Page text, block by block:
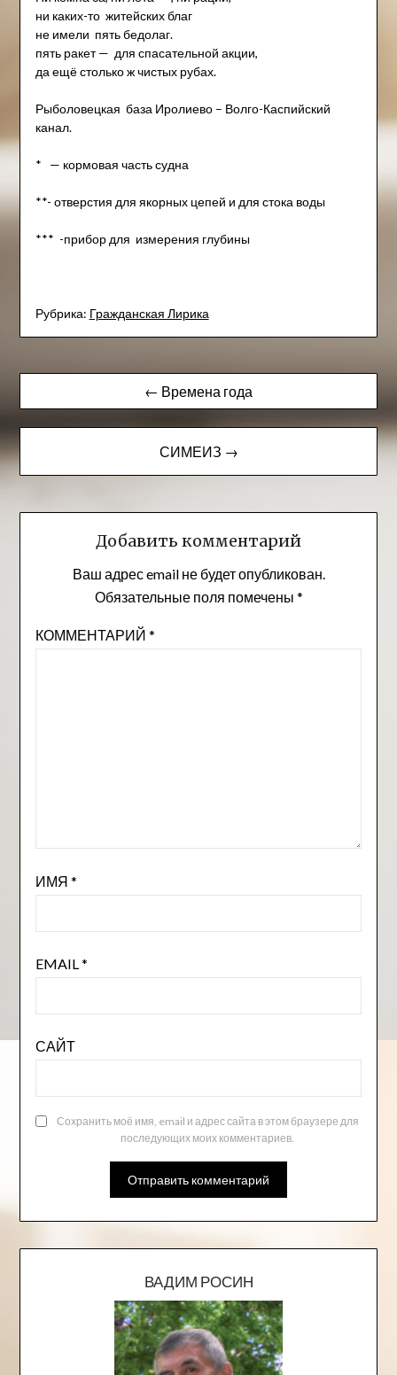
ни каких-то житейских благ
не имели пять бедолаг.
пять ракет — для спасательной акции,
да ещё столько ж чистых рубах.
Рыболовецкая база Иролиево – Волго-Каспийский
канал.
* — кормовая часть судна
**- отверстия для якорных цепей и для стока воды
*** -прибор для измерения глубины
Рубрика: Гражданская Лирика
Навигация
по
записям
← Времена года
СИМЕИЗ →
Добавить комментарий
Ваш адрес email не будет опубликован.
Обязательные поля помечены *
КОММЕНТАРИЙ *
ИМЯ *
EMAIL *
САЙТ
Сохранить моё имя, email и адрес сайта в этом браузере для
последующих моих комментариев.
ВАДИМ РОСИН